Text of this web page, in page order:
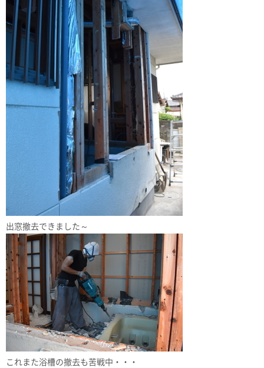
出窓撤去できました～
これまた浴槽の撤去も苦戦中・・・